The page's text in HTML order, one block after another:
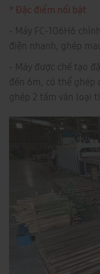
* Đặc điểm nổi bật
- Máy FC-106H6
điện nhanh, ghép
- Máy được chế tạo
đến 6m, có thể ghép
ghép 2 tấm ván loại